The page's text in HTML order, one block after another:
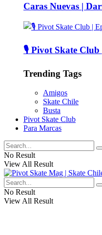
Caras Nuevas |
🎙️ Pivot Skate Club
Trending Tags
Amigos
Skate Chile
Busta
Pivot Skate Club
Para Marcas
No Result
View All Result
No Result
View All Result